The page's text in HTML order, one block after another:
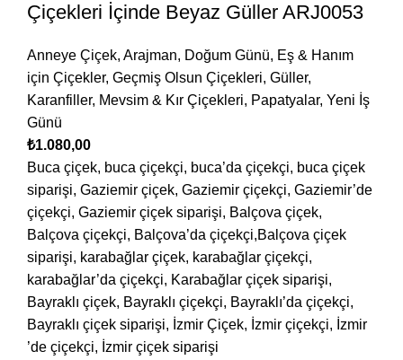
Çiçekleri İçinde Beyaz Güller ARJ0053
Anneye Çiçek, Arajman, Doğum Günü, Eş & Hanım
için Çiçekler, Geçmiş Olsun Çiçekleri, Güller,
Karanfiller, Mevsim & Kır Çiçekleri, Papatyalar, Yeni İş
Günü
₺1.080,00
Buca çiçek, buca çiçekçi, buca’da çiçekçi, buca çiçek
siparişi, Gaziemir çiçek, Gaziemir çiçekçi, Gaziemir’de
çiçekçi, Gaziemir çiçek siparişi, Balçova çiçek,
Balçova çiçekçi, Balçova’da çiçekçi,Balçova çiçek
siparişi, karabağlar çiçek, karabağlar çiçekçi,
karabağlar’da çiçekçi, Karabağlar çiçek siparişi,
Bayraklı çiçek, Bayraklı çiçekçi, Bayraklı’da çiçekçi,
Bayraklı çiçek siparişi, İzmir Çiçek, İzmir çiçekçi, İzmir
’de çiçekçi, İzmir çiçek siparişi